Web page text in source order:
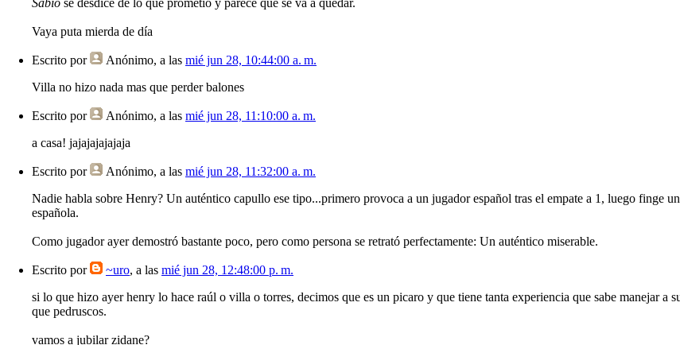
Sabio se desdice de lo que prometió y parece que se va a quedar.
Vaya puta mierda de día
Escrito por Anónimo, a las mié jun 28, 10:44:00 a. m.
Villa no hizo nada mas que perder balones
Escrito por Anónimo, a las mié jun 28, 11:10:00 a. m.
a casa! jajajajajajaja
Escrito por Anónimo, a las mié jun 28, 11:32:00 a. m.
Nadie habla sobre Henry? Un auténtico capullo ese tipo...primero provoca a un jugador español tras el empate a 1, luego finge
española.
Como jugador ayer demostró bastante poco, pero como persona se retrató perfectamente: Un auténtico miserable.
Escrito por ~uro, a las mié jun 28, 12:48:00 p. m.
si lo que hizo ayer henry lo hace raúl o villa o torres, decimos que es un picaro y que tiene tanta experiencia que sabe manejar
que pedruscos.
vamos a jubilar zidane?